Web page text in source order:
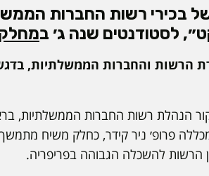
בכירי רשות החברות
לסטודנטים שנה ג׳ ב
הנהלת רשות החברות הממשלתיות,
פרופ׳ ניר קידר, כחלק משיח
הרשות להשכלה הגבוהה בפריפריה.